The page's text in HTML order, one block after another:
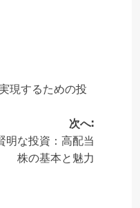
現するための投
次へ:
明な投資：高配当
株の基本と魅力